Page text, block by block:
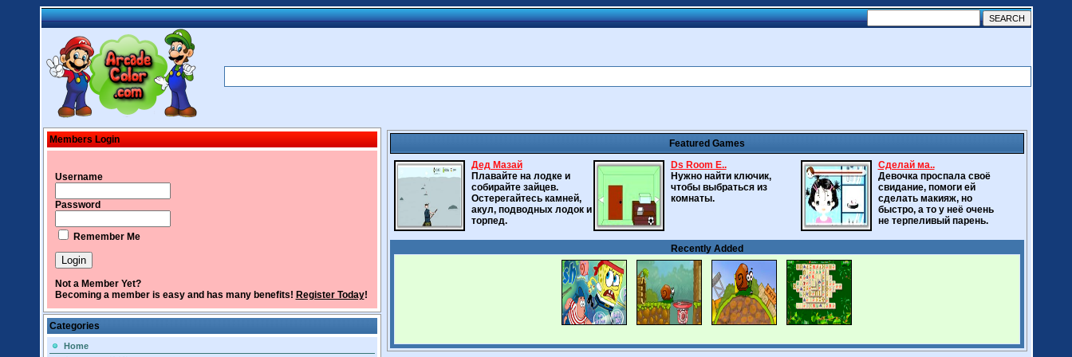
Members Login
Username
Password
Remember Me
Not a Member Yet?
Becoming a member is easy and has many benefits! Register Today!
Categories
Home
Featured Games
Дед Мазай
Плавайте на лодке и
собирайте зайцев.
Остерегайтесь камней,
акул, подводных лодок и
торпед.
Ds Room E..
Нужно найти ключик,
чтобы выбраться из
комнаты.
Сделай ма..
Девочка проспала своё
свидание, помоги ей
сделать макияж, но
быстро, а то у неё очень
не терпеливый парень.
Recently Added